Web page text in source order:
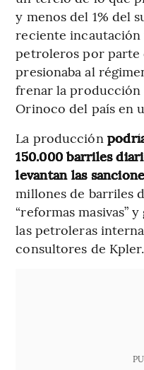
y menos del 1% del
reciente
petroleros por parte
presionaba al
frenar la producción
Orinoco del país en
La producción
150.000 barriles
levantan las
millones de barriles
“reformas masivas”
las petroleras
consultores de Kpler.